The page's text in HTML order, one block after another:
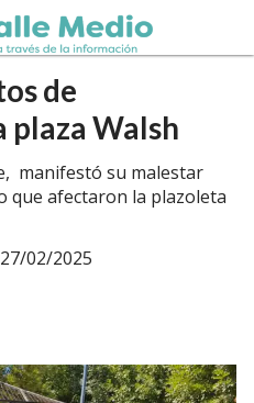
de
plaza Walsh
manifestó su malestar
que afectaron la plazoleta
27/02/2025